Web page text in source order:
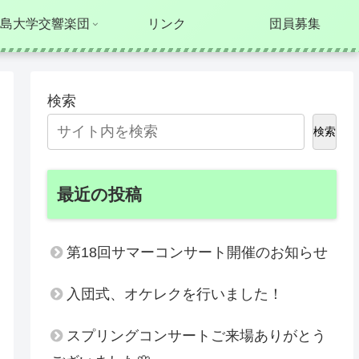
大学交響楽団 リンク 団員募集
検索
検索
最近の投稿
第18回サマーコンサート開催のお知らせ
入団式、オケレクを行いました！
スプリングコンサートご来場ありがとう